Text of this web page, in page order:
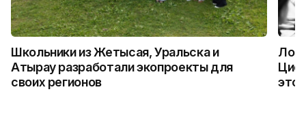
Школьники из Жетысая, Уральска и
Атырау разработали экопроекты для
своих регионов
это